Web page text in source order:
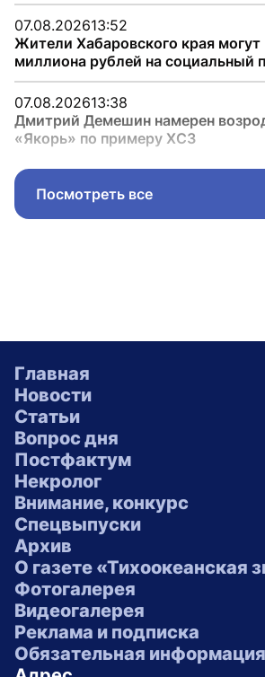
07.08.202613:52
Жители Хабаровского края могут
миллиона рублей на социальный
07.08.202613:38
Дмитрий Демешин намерен
«Якорь» по примеру ХСЗ
Посмотреть все
Главная
Новости
Статьи
Вопрос дня
Постфактум
Некролог
Внимание, конкурс
Спецвыпуски
Архив
О газете «Тихоокеанская
Фотогалерея
Видеогалерея
Реклама и подписка
Обязательная информация